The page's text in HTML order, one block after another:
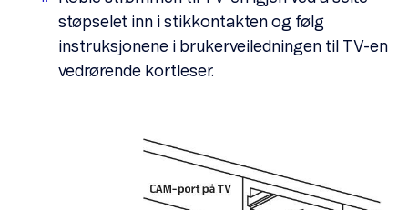
støpselet inn i stikkontakten og følg
instruksjonene i brukerveiledningen til TV-en
vedrørende kortleser.